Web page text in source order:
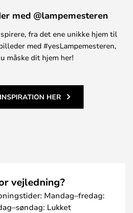
med @lampemesteren
fra det ene unikke hjem til
med #yesLampemesteren,
måske dit hjem her!
HER
vejledning?
Mandag–fredag:
Lukket